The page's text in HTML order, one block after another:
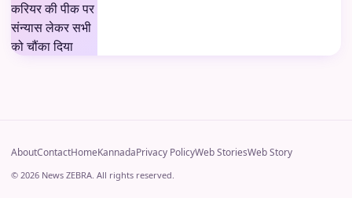
AboutContactHomeKannadaPrivacy PolicyWeb StoriesWeb Story
© 2026 News ZEBRA. All rights reserved.